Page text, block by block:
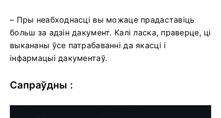
– Пры неабходнасці вы можаце прадаставіць
больш за адзін дакумент. Калі ласка, праверце, ці
выкананы ўсе патрабаванні да якасці і
інфармацыі дакументаў.
Сапраўдны :